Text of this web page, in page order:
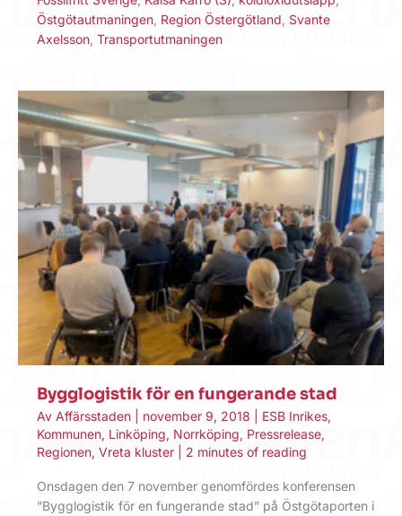
Östgötautmaningen Region Östergötland Svante
Axelsson Transportutmaningen
Bygglogistik för en fungerande stad
Av Affärsstaden november 9, 2018 ESB Inrikes,
Kommunen, Linköping, Norrköping, Pressrelease,
Regionen, Vreta kluster 2 minutes of reading
Onsdagen den 7 november genomfördes konferensen
”Bygglogistik för en fungerande stad” på Östgötaporten i